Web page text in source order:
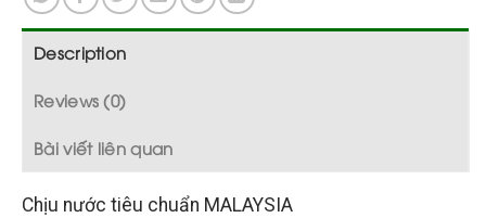
Description
Reviews (0)
Bài viết liên quan
Chịu nước tiêu chuẩn MALAYSIA